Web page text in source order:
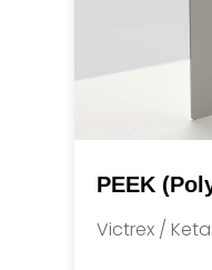
PEEK
Victrex /